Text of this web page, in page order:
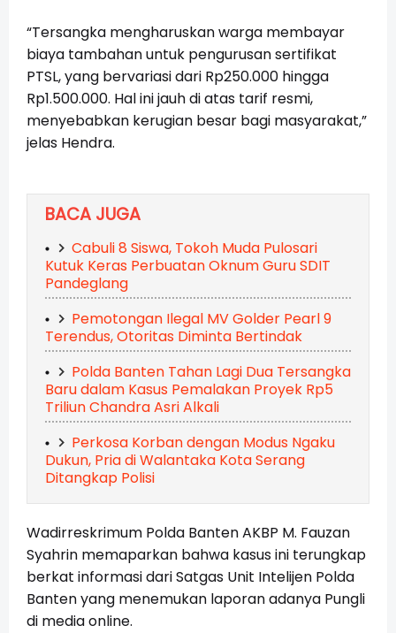
“Tersangka mengharuskan warga membayar
biaya tambahan untuk pengurusan sertifikat
PTSL, yang bervariasi dari Rp250.000 hingga
Rp1.500.000. Hal ini jauh di atas tarif resmi,
menyebabkan kerugian besar bagi masyarakat,”
jelas Hendra.
BACA JUGA
Cabuli 8 Siswa, Tokoh Muda Pulosari
Kutuk Keras Perbuatan Oknum Guru SDIT
Pandeglang
Pemotongan Ilegal MV Golder Pearl 9
Terendus, Otoritas Diminta Bertindak
Polda Banten Tahan Lagi Dua Tersangka
Baru dalam Kasus Pemalakan Proyek Rp5
Triliun Chandra Asri Alkali
Perkosa Korban dengan Modus Ngaku
Dukun, Pria di Walantaka Kota Serang
Ditangkap Polisi
Wadirreskrimum Polda Banten AKBP M. Fauzan
Syahrin memaparkan bahwa kasus ini terungkap
berkat informasi dari Satgas Unit Intelijen Polda
Banten yang menemukan laporan adanya Pungli
di media online.